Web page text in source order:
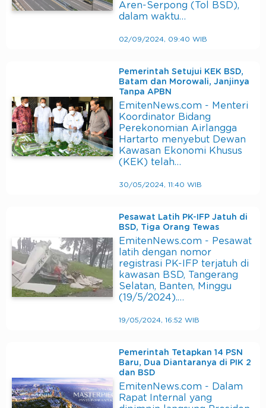
Aren-Serpong (Tol BSD),
dalam waktu…
02/09/2024, 09:40 WIB
Pemerintah Setujui KEK BSD,
Batam dan Morowali, Janjinya
Tanpa APBN
EmitenNews.com - Menteri
Koordinator Bidang
Perekonomian Airlangga
Hartarto menyebut Dewan
Kawasan Ekonomi Khusus
(KEK) telah…
30/05/2024, 11:40 WIB
Pesawat Latih PK-IFP Jatuh di
BSD, Tiga Orang Tewas
EmitenNews.com - Pesawat
latih dengan nomor
registrasi PK-IFP terjatuh di
kawasan BSD, Tangerang
Selatan, Banten, Minggu
(19/5/2024).…
19/05/2024, 16:52 WIB
Pemerintah Tetapkan 14 PSN
Baru, Dua Diantaranya di PIK 2
dan BSD
EmitenNews.com - Dalam
Rapat Internal yang